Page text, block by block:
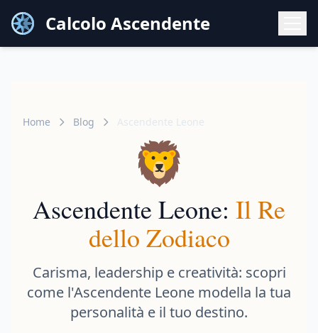
Calcolo Ascendente
Home Blog Ascendente Leone
🦁
Ascendente Leone: Il Re
dello Zodiaco
Carisma, leadership e creatività: scopri
come l'Ascendente Leone modella la tua
personalità e il tuo destino.